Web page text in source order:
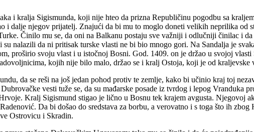
i kralja Sigismunda, koji nije hteo da prizna Republičinu pogodbu sa
i dalje njegov prijatelj. Znajući da bi mu to moglo doneti velikih neprilika od
Činilo mu se, da oni na Balkanu postaju sve važniji i odlučniji činilac i
nalazili da ni pritisak turske vlasti ne bi bio mnogo gori. Na Sandalja je
proširio svoju vlast i u istočnoj Bosni. God. 1409. on je držao u svojoj
kojih nije bilo malo, držao se i kralj Ostoja, koji je od kraljevske
da se reši na još jedan pohod protiv te zemlje, kako bi učinio kraj toj
vesti tuže se, da su mađarske posade iz tvrdog i lepog Vranduka
Kralj Sigismund stigao je lično u Bosnu tek krajem avgusta. Njegovoj
Da bi došao do sredstava za borbu, a verovatno i s toga što ih
Ostrovicu i Skradin.